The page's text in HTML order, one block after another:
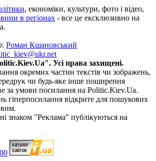
, економіки, культури, фото і відео,
в регіонах - все це ексклюзивно на
Роман Кшановський
Усі права захищені.
окремих частин текстів чи зображень,
чи будь-яке інше поширення
за умови посилання на Politic.Kiev.Ua.
гіперпосилання відкрите для пошукових
знаком "Реклама" публікуються на